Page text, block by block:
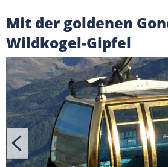
Mit der goldenen
Wildkogel-Gipfel